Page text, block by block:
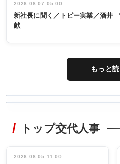
2026.08.07 05:00
新社長に聞く／トピー実業／酒井
献
もっと
非鉄業界で
インタビュ
タックトレー
祝う 業界関
トップ交代人事
2026.08.05 11:00